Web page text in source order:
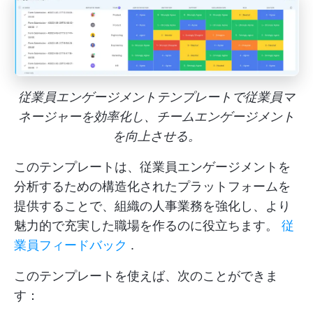
従業員エンゲージメントテンプレートで従業員マ
ネージャーを効率化し、チームエンゲージメント
を向上させる。
このテンプレートは、従業員エンゲージメントを
分析するための構造化されたプラットフォームを
提供することで、組織の人事業務を強化し、より
魅力的で充実した職場を作るのに役立ちます。 従
業員フィードバック .
このテンプレートを使えば、次のことができま
す：